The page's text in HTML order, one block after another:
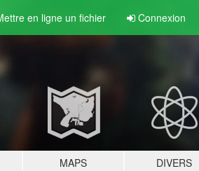
en ligne un fichier Connexion
MAPS DIVERS